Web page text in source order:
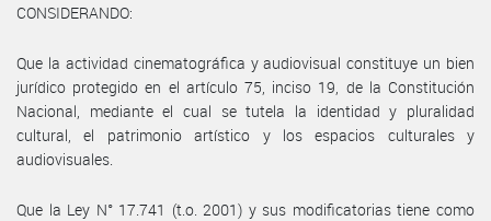
CONSIDERANDO:
Que la actividad cinematográfica y audiovisual constituye un bien
jurídico protegido en el artículo 75, inciso 19, de la Constitución
Nacional, mediante el cual se tutela la identidad y pluralidad
cultural, el patrimonio artístico y los espacios culturales y
audiovisuales.
Que la Ley N° 17.741 (t.o. 2001) y sus modificatorias tiene como